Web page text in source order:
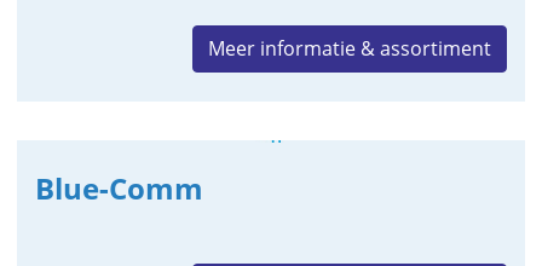
Meer informatie & assortiment
Blue-Comm